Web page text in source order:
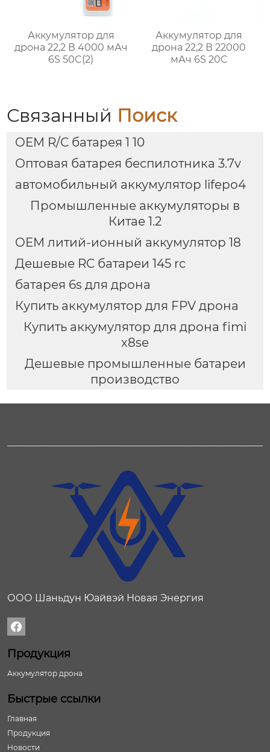
Аккумулятор для
дрона 22,2 В 4000 мАч
6S 50C(2)
Аккумулятор для
дрона 22,2 В 22000
мАч 6S 20C
Связанный Поиск
OEM R/C батарея 1 10
Оптовая батарея беспилотника 3.7v
автомобильный аккумулятор lifepo4
Промышленные аккумуляторы в
Китае 1.2
OEM литий-ионный аккумулятор 18
Дешевые RC батареи 145 rc
батарея 6s для дрона
Купить аккумулятор для FPV дрона
Купить аккумулятор для дрона fimi
x8se
Дешевые промышленные батареи
производство
ООО Шаньдун Юайвэй Новая Энергия

Продукция
Аккумулятор дрона
Быстрые ссылки
Главная
Продукция
Новости